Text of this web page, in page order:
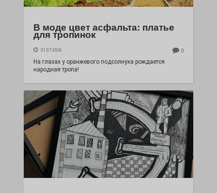
В моде цвет асфальта: платье
для тропинок
31.07.2026 0
На глазах у оранжевого подсолнуха рождается
народная тропа!